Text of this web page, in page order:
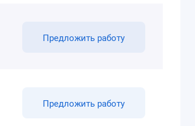
Предложить работу
Предложить работу